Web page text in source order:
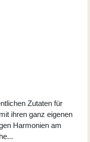
Zutaten für
ihren ganz eigenen
Harmonien am
...